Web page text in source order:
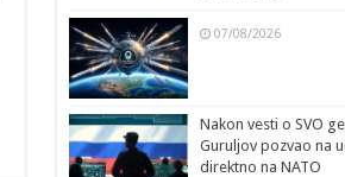
07/08/2026
Nakon vesti o SVO
Guruljov pozvao na
direktno na NATO